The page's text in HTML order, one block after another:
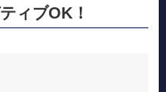
ィブOK！